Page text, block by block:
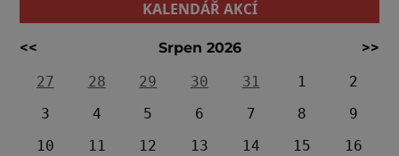
KALENDÁŘ AKCÍ
<< Srpen 2026
>>
27
28 29 30 31 1
2
3
4 5 6 7 8
9
10
11 12 13 14 15
16